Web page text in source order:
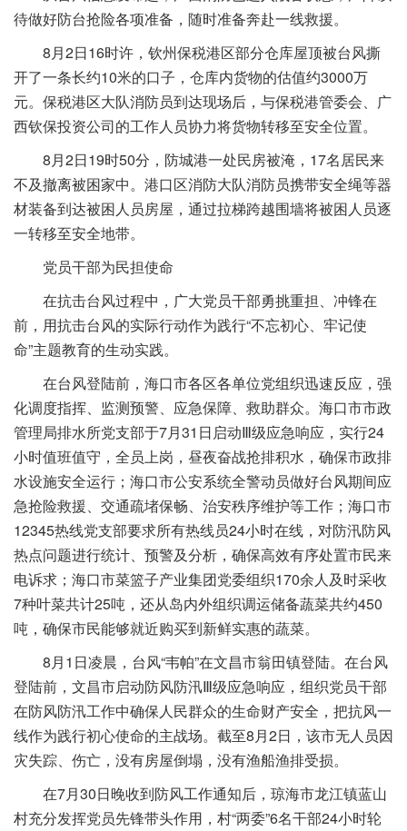
待做好防台抢险各项准备，随时准备奔赴一线救援。
8月2日16时许，钦州保税港区部分仓库屋顶被台风撕
开了一条长约10米的口子，仓库内货物的估值约3000万
元。保税港区大队消防员到达现场后，与保税港管委会、广
西钦保投资公司的工作人员协力将货物转移至安全位置。
8月2日19时50分，防城港一处民房被淹，17名居民来
不及撤离被困家中。港口区消防大队消防员携带安全绳等器
材装备到达被困人员房屋，通过拉梯跨越围墙将被困人员逐
一转移至安全地带。
党员干部为民担使命
在抗击台风过程中，广大党员干部勇挑重担、冲锋在
前，用抗击台风的实际行动作为践行“不忘初心、牢记使
命”主题教育的生动实践。
在台风登陆前，海口市各区各单位党组织迅速反应，强
化调度指挥、监测预警、应急保障、救助群众。海口市市政
管理局排水所党支部于7月31日启动Ⅲ级应急响应，实行24
小时值班值守，全员上岗，昼夜奋战抢排积水，确保市政排
水设施安全运行；海口市公安系统全警动员做好台风期间应
急抢险救援、交通疏堵保畅、治安秩序维护等工作；海口市
12345热线党支部要求所有热线员24小时在线，对防汛防风
热点问题进行统计、预警及分析，确保高效有序处置市民来
电诉求；海口市菜篮子产业集团党委组织170余人及时采收
7种叶菜共计25吨，还从岛内外组织调运储备蔬菜共约450
吨，确保市民能够就近购买到新鲜实惠的蔬菜。
8月1日凌晨，台风“韦帕”在文昌市翁田镇登陆。在台风
登陆前，文昌市启动防风防汛Ⅲ级应急响应，组织党员干部
在防风防汛工作中确保人民群众的生命财产安全，把抗风一
线作为践行初心使命的主战场。截至8月2日，该市无人员因
灾失踪、伤亡，没有房屋倒塌，没有渔船渔排受损。
在7月30日晚收到防风工作通知后，琼海市龙江镇蓝山
村充分发挥党员先锋带头作用，村“两委”6名干部24小时轮